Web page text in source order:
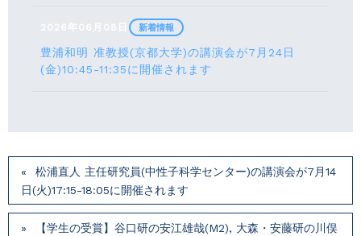
2026年06月08日
豊浦和明 准教授(京都大学)の講演会が7月24⽇
(⾦)10:45-11:35に開催されます
新着情報
松浦直人 主任研究員(中性子科学センター)の講演会が7月14
⽇(火)17:15-18:05に開催されます
【学生の受賞】谷口研の安江雄哉(M2), 大森・安藤研の川俣